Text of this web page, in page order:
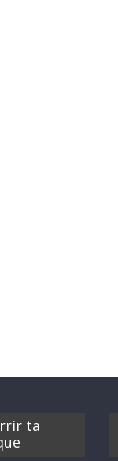
ta